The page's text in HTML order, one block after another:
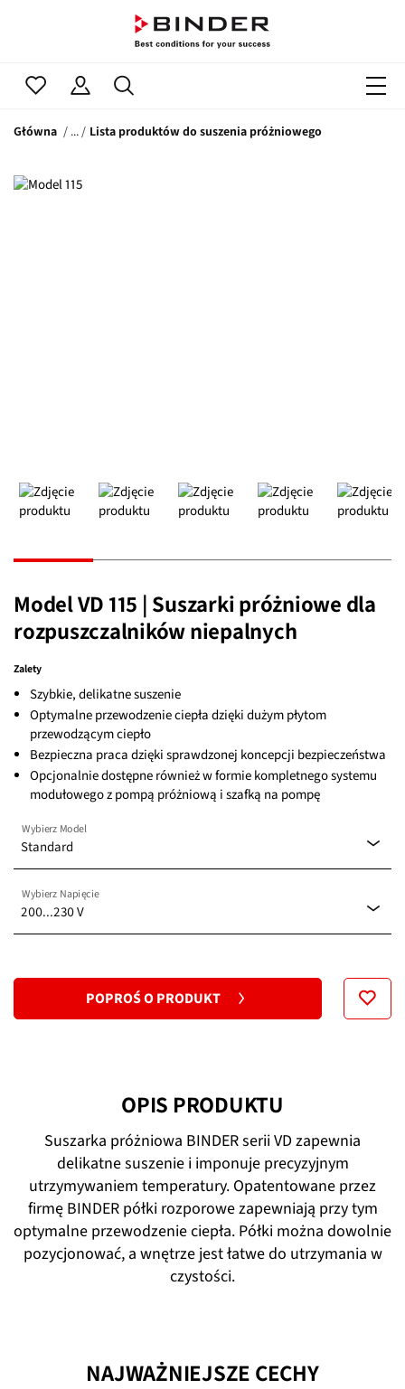
Główna Lista produktów do suszenia próżniowego
Model VD 115 | Suszarki próżniowe dla
rozpuszczalników niepalnych
Zalety
Szybkie, delikatne suszenie
Optymalne przewodzenie ciepła dzięki dużym płytom
przewodzącym ciepło
Bezpieczna praca dzięki sprawdzonej koncepcji bezpieczeństwa
Opcjonalnie dostępne również w formie kompletnego systemu
modułowego z pompą próżniową i szafką na pompę
Standard
Wybierz Model
Standard
200...230 V
Wybierz Napięcie
POPROŚ O PRODUKT
OPIS PRODUKTU
Suszarka próżniowa BINDER serii VD zapewnia
delikatne suszenie i imponuje precyzyjnym
utrzymywaniem temperatury. Opatentowane przez
firmę BINDER półki rozporowe zapewniają przy tym
optymalne przewodzenie ciepła. Półki można dowolnie
pozycjonować, a wnętrze jest łatwe do utrzymania w
czystości.
NAJWAŻNIEJSZE CECHY